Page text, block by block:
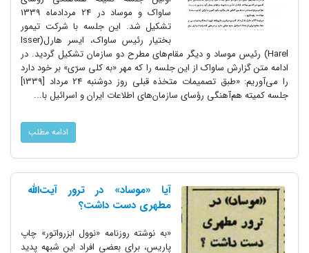
ساواک و موساد در 24 مردادماه 1339
تشکیل شد. این جلسه با شرکت تیمور
بختیار رئیس ساواک،‌ ایسر هارل(Isser
Harel) رئیس موساد و دیگر مقام‌های مطرح دو سازمان تشکیل گردید. در
ادامه متن گزارش ساواک از این جلسه را که مهر «به کلی سرّی» بر خود دارد
را می‌آوریم: «طبق تصمیمات متخذه قبلی روز دوشنبه 24 مرداد [1339]
جلسه کمیته هم‌آهنگی رؤسای سازمان‌های اطلاعات ایران و اسرائیل با...
ادامه مطلب
آیا «موساد» در ترور آیت‌الله
مطهری دست داشت؟
«به نوشته روزنامه «نوول ابزرواتور» چاپ
پاریس، برای بعضی افراد این شبهه پدید